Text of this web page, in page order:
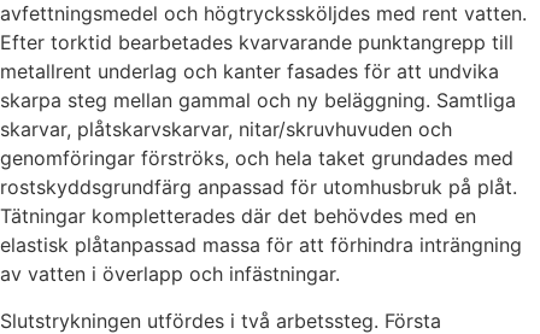
avfettningsmedel och högtryckssköljdes med rent vatten.
Efter torktid bearbetades kvarvarande punktangrepp till
metallrent underlag och kanter fasades för att undvika
skarpa steg mellan gammal och ny beläggning. Samtliga
skarvar, plåtskarvskarvar, nitar/skruvhuvuden och
genomföringar förströks, och hela taket grundades med
rostskyddsgrundfärg anpassad för utomhusbruk på plåt.
Tätningar kompletterades där det behövdes med en
elastisk plåtanpassad massa för att förhindra inträngning
av vatten i överlapp och infästningar.
Slutstrykningen utfördes i två arbetssteg. Första